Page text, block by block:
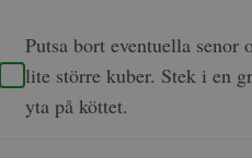
Putsa bort eventuella
lite större kuber. Stek i en
yta på köttet.